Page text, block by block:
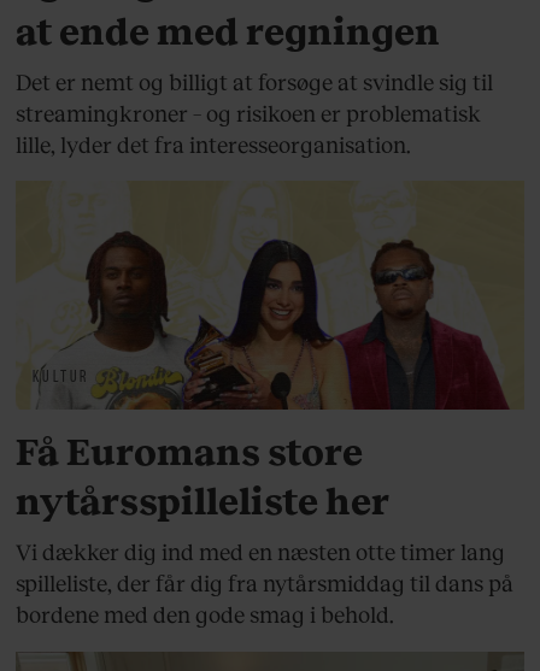
at ende med regningen
Det er nemt og billigt at forsøge at svindle sig til
streamingkroner – og risikoen er problematisk
lille, lyder det fra interesseorganisation.
KULTUR
Få Euromans store
nytårsspilleliste her
Vi dækker dig ind med en næsten otte timer lang
spilleliste, der får dig fra nytårsmiddag til dans på
bordene med den gode smag i behold.